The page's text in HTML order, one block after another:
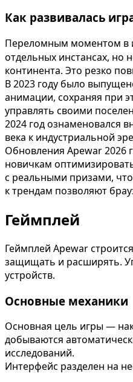
Как развивалась
Переломным моментом в
отдельных инстансах, но
континента. Это резко
В 2023 году было
анимации, сохраняя при
управлять своими
2024 год ознаменовался
века к индустриальной
Обновления Apewar 2026
новичкам
с реальными призами,
к трендам позволяют
Геймплей
Геймплей Apewar
защищать и расширять.
устройств.
Основные механики
Основная цель игры —
добываются
исследований.
Интерфейс разделен на